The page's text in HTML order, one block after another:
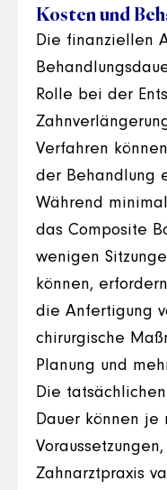
Kosten und
Die finanziellen
Rolle bei der
Verfahren
der Behandlung
Während
das Composite
wenigen
können,
die Anfertigung
chirurgische
Planung und
Die
Dauer können je
Zahnarztpraxis